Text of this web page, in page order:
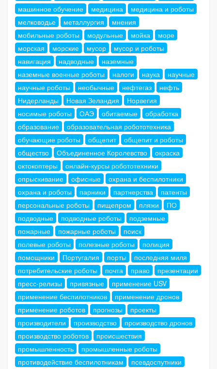
машинное обучение
медицина
медицина и роботы
мелководье
металлургия
мнения
мобильные роботы
модульные мойка
море
морская
морские мусор
мусор и роботы
навигация
надводные
наземные
наземные военные роботы
налоги наука
научные
научные роботы
необычные нефтегаз
нефть
Нидерланды
Новая Зеландия
Норвегия
носимые роботы
ОАЭ обитаемые
обработка
образование
образовательная робототехника
обучающие роботы
общепит
общепит и роботы
общество
Объединенное Королевство
окраска
октокоптеры
онлайн-курсы робототехники
опрыскивание
офисные
охрана и беспилотники
охрана и роботы
парники партнерства
патенты
персональные роботы
пищепром пляжи
ПО
подводные
подводные роботы
подземные
пожарные
пожарные роботы
поиск
полевые роботы
полезные роботы
полиция
помощники
Португалия порты
последняя миля
потребительские роботы
почта право
презентации
пресс-релизы
привязные
применение USV
применение беспилотников
применение дронов
применение роботов
прогнозы
проекты
производители
производство
производство дронов
производство роботов
происшествия
промышленность
промышленные роботы
противодействие беспилотникам
псевдоспутники